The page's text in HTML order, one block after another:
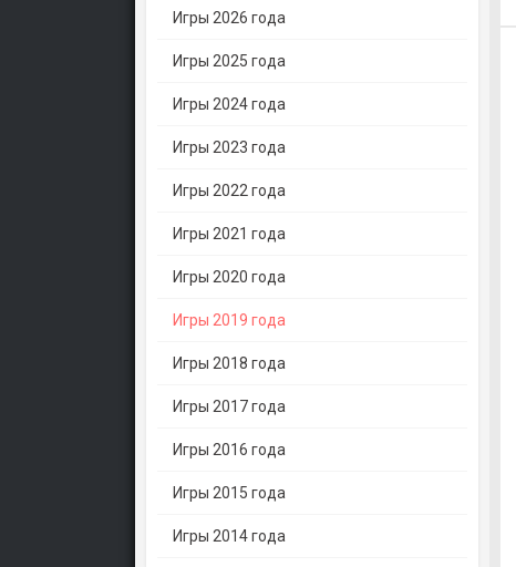
Игры 2026 года
Игры 2025 года
Игры 2024 года
Игры 2023 года
Игры 2022 года
Игры 2021 года
Игры 2020 года
Игры 2019 года
Игры 2018 года
Игры 2017 года
Игры 2016 года
Игры 2015 года
Игры 2014 года